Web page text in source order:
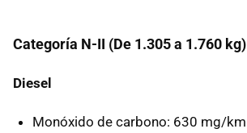
Categoría N-II (De 1.305 a 1.760 kg)
Diesel
Monóxido de carbono: 630 mg/km